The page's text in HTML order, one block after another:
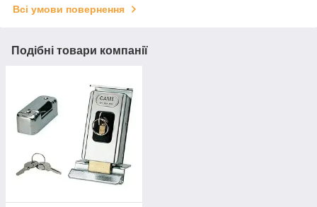
Всі умови повернення
Подібні товари компанії